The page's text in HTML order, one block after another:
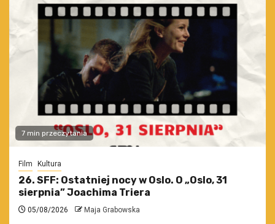
7 min przeczytania
Film Kultura
26. SFF: Ostatniej nocy w Oslo. O „Oslo, 31
sierpnia” Joachima Triera
05/08/2026 Maja Grabowska